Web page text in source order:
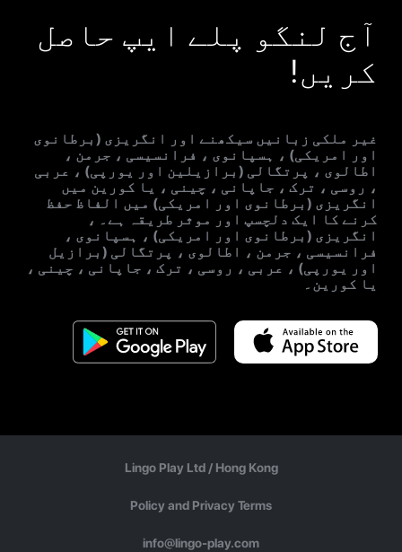
آج لنگو پلے ایپ حاصل
کریں!
غیر ملکی زبانیں سیکھنے اور انگریزی (برطانوی
اور امریکی) ، ہسپانوی ، فرانسیسی ، جرمن ،
اطالوی ، پرتگالی (برازیلین اور یورپی) ، عربی
، روسی ، ترک ، جاپانی ، چینی ، یا کورین میں
انگریزی (برطانوی اور امریکی) میں الفاظ حفظ
کرنے کا ایک دلچسپ اور موثر طریقہ ہے۔ ،
انگریزی (برطانوی اور امریکی) ، ہسپانوی ،
فرانسیسی ، جرمن ، اطالوی ، پرتگالی (برازیل
اور یورپی) ، عربی ، روسی ، ترک ، جاپانی ، چینی ،
یا کورین۔
Lingo Play Ltd / Hong Kong
Policy and Privacy Terms
info@lingo-play.com